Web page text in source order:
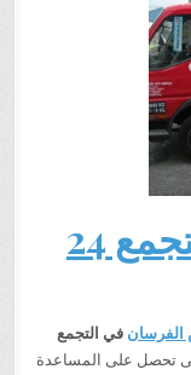
ونش الفرسان في التجمع 24
في التجمع
على مدار 24 ساعة، حتى تحصل على المساعدة